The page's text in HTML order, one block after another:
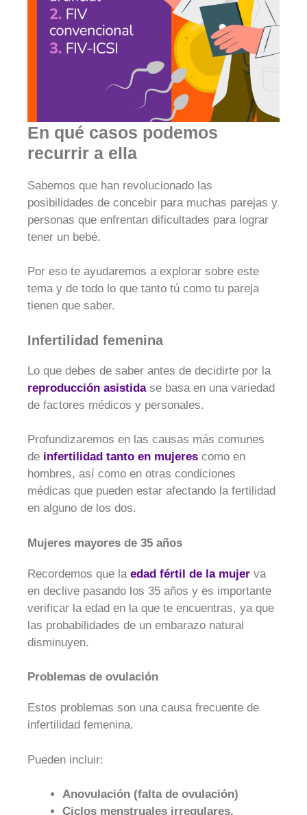
En qué casos podemos
recurrir a ella
Sabemos que han revolucionado las
posibilidades de concebir para muchas parejas y
personas que enfrentan dificultades para lograr
tener un bebé.
Por eso te ayudaremos a explorar sobre este
tema y de todo lo que tanto tú como tu pareja
tienen que saber.
Infertilidad femenina
Lo que debes de saber antes de decidirte por la
reproducción asistidase basa en una variedad
de factores médicos y personales.
Profundizaremos en las causas más comunes
de infertilidad tanto en mujeres como en
hombres, así como en otras condiciones
médicas que pueden estar afectando la fertilidad
en alguno de los dos.
Mujeres mayores de 35 años
Recordemos que la edad fértil de la mujer va
en declive pasando los 35 años y es importante
verificar la edad en la que te encuentras, ya que
las probabilidades de un embarazo natural
disminuyen.
Problemas de ovulación
Estos problemas son una causa frecuente de
infertilidad femenina.
Pueden incluir:
Anovulación (falta de ovulación)
Ciclos menstruales irregulares.